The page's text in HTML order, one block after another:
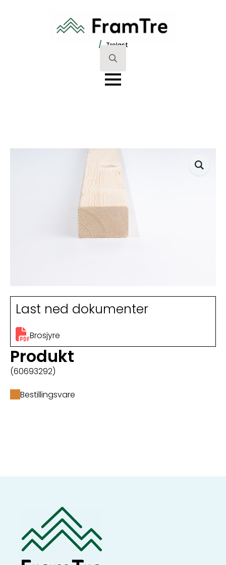
/ Trelast
Search
for:
Last ned dokumenter
Brosjyre
Produkt
(60693292)
Bestillingsvare